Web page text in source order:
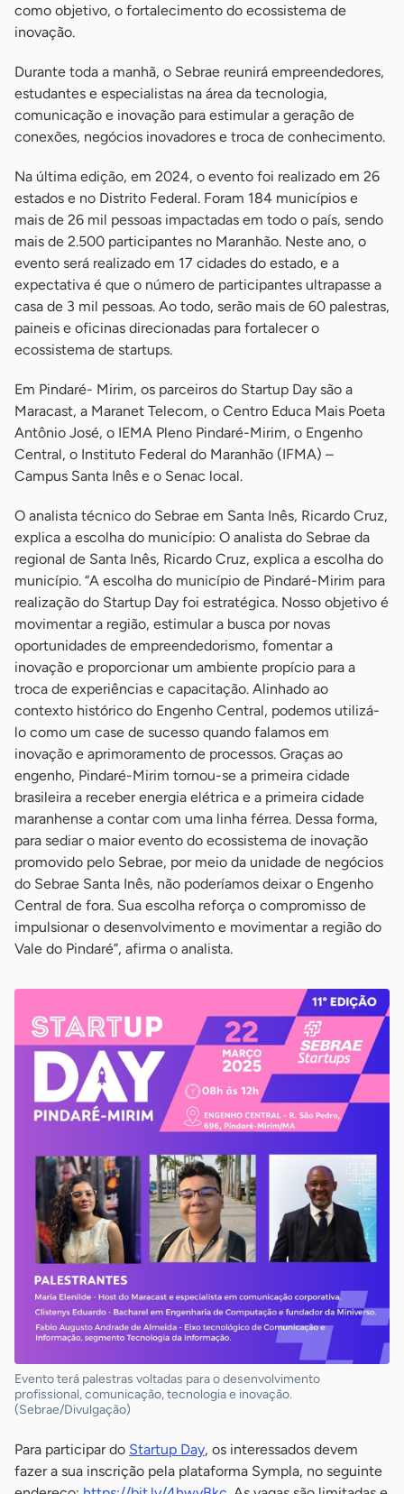
como objetivo, o fortalecimento do ecossistema de
inovação.
Durante toda a manhã, o Sebrae reunirá empreendedores,
estudantes e especialistas na área da tecnologia,
comunicação e inovação para estimular a geração de
conexões, negócios inovadores e troca de conhecimento.
Na última edição, em 2024, o evento foi realizado em 26
estados e no Distrito Federal. Foram 184 municípios e
mais de 26 mil pessoas impactadas em todo o país, sendo
mais de 2.500 participantes no Maranhão. Neste ano, o
evento será realizado em 17 cidades do estado, e a
expectativa é que o número de participantes ultrapasse a
casa de 3 mil pessoas. Ao todo, serão mais de 60 palestras,
paineis e oficinas direcionadas para fortalecer o
ecossistema de startups.
Em Pindaré- Mirim, os parceiros do Startup Day são a
Maracast, a Maranet Telecom, o Centro Educa Mais Poeta
Antônio José, o IEMA Pleno Pindaré-Mirim, o Engenho
Central, o Instituto Federal do Maranhão (IFMA) –
Campus Santa Inês e o Senac local.
O analista técnico do Sebrae em Santa Inês, Ricardo Cruz,
explica a escolha do município: O analista do Sebrae da
regional de Santa Inês, Ricardo Cruz, explica a escolha do
município. “A escolha do município de Pindaré-Mirim para
realização do Startup Day foi estratégica. Nosso objetivo é
movimentar a região, estimular a busca por novas
oportunidades de empreendedorismo, fomentar a
inovação e proporcionar um ambiente propício para a
troca de experiências e capacitação. Alinhado ao
contexto histórico do Engenho Central, podemos utilizá-
lo como um case de sucesso quando falamos em
inovação e aprimoramento de processos. Graças ao
engenho, Pindaré-Mirim tornou-se a primeira cidade
brasileira a receber energia elétrica e a primeira cidade
maranhense a contar com uma linha férrea. Dessa forma,
para sediar o maior evento do ecossistema de inovação
promovido pelo Sebrae, por meio da unidade de negócios
do Sebrae Santa Inês, não poderíamos deixar o Engenho
Central de fora. Sua escolha reforça o compromisso de
impulsionar o desenvolvimento e movimentar a região do
Vale do Pindaré”, afirma o analista.
Evento terá palestras voltadas para o desenvolvimento
profissional, comunicação, tecnologia e inovação.
(Sebrae/Divulgação)
Para participar do Startup Day, os interessados devem
fazer a sua inscrição pela plataforma Sympla, no seguinte